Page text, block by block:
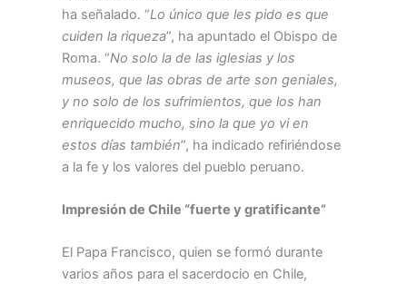
ha señalado. “Lo único que les pido es que
cuiden la riqueza”, ha apuntado el Obispo de
Roma. “No solo la de las iglesias y los
museos, que las obras de arte son geniales,
y no solo de los sufrimientos, que los han
enriquecido mucho, sino la que yo vi en
estos días también”, ha indicado refiriéndose
a la fe y los valores del pueblo peruano.
Impresión de Chile “fuerte y gratificante”
El Papa Francisco, quien se formó durante
varios años para el sacerdocio en Chile,